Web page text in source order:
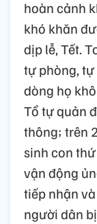
hoàn cảnh
khó khăn
dịp lễ, Tết.
tự phòng, tự
dòng họ
Tổ tự quản
thông; trên
sinh con
vận động
tiếp nhận
người dân